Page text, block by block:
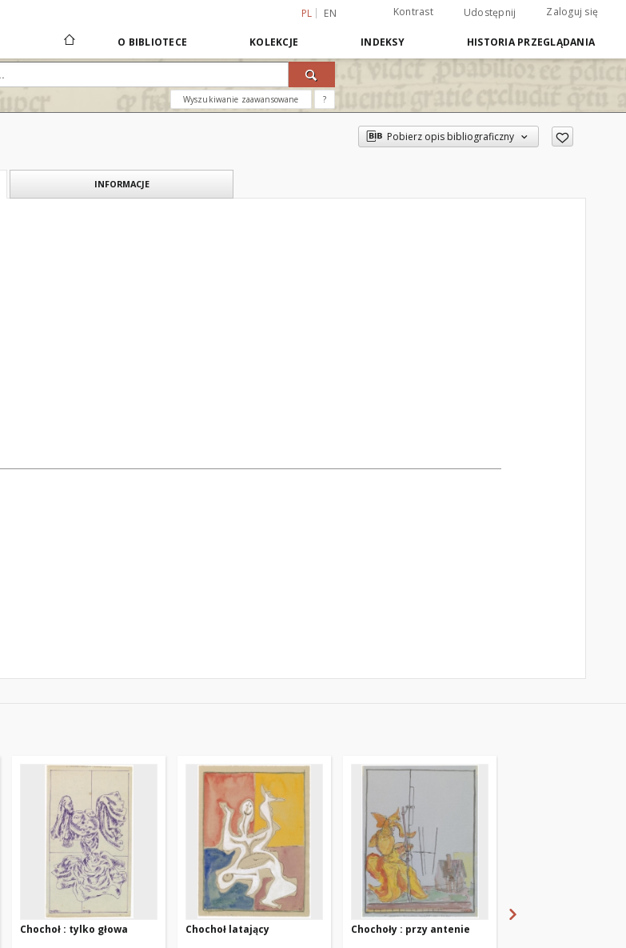
PL EN Kontrast Udostępnij Zaloguj się
O BIBLIOTECE KOLEKCJE INDEKSY HISTORIA PRZEGLĄDANIA
Wyszukiwanie zaawansowane ?
Pobierz opis bibliograficzny
INFORMACJE
Chochoł : tylko głowa Chochoł latający Chochoły : przy antenie